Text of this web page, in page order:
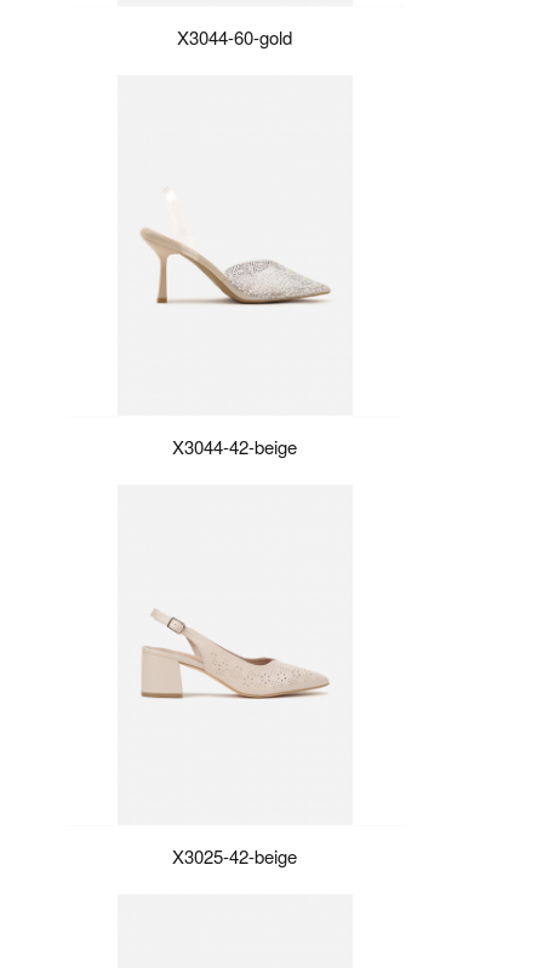
X3044-60-gold
X3044-42-beige
X3025-42-beige